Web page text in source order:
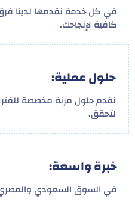
في كل خدمة نقدمها لدينا
كافية لإنجاحك.
حلول عملية:
نقدم حلول مرنة مخصصة
لتحقق.
خبرة واسعة:
في السوق السعودي